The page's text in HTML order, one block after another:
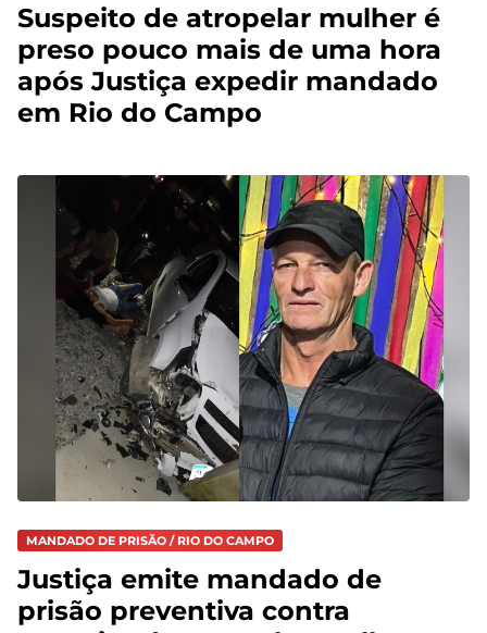
Suspeito de atropelar mulher é
preso pouco mais de uma hora
após Justiça expedir mandado
em Rio do Campo
MANDADO DE PRISÃO / RIO DO CAMPO
Justiça emite mandado de
prisão preventiva contra